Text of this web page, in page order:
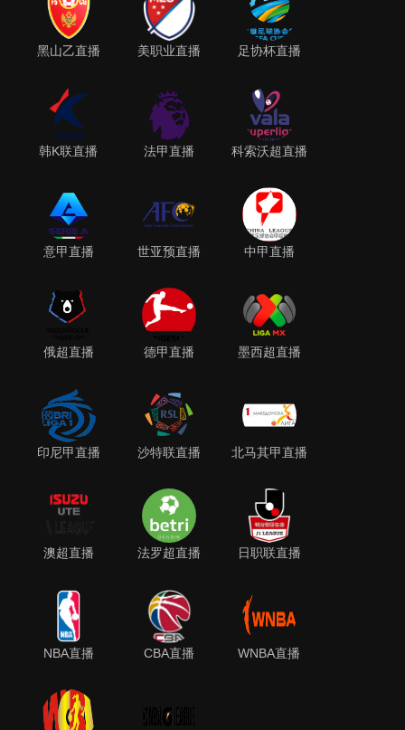
黑山乙直播 美职业直播 足协杯直播
韩K联直播 法甲直播 科索沃超直播
意甲直播 世亚预直播 中甲直播
俄超直播 德甲直播 墨西超直播
印尼甲直播 沙特联直播 北马其甲直播
澳超直播 法罗超直播 日职联直播
NBA直播 CBA直播 WNBA直播